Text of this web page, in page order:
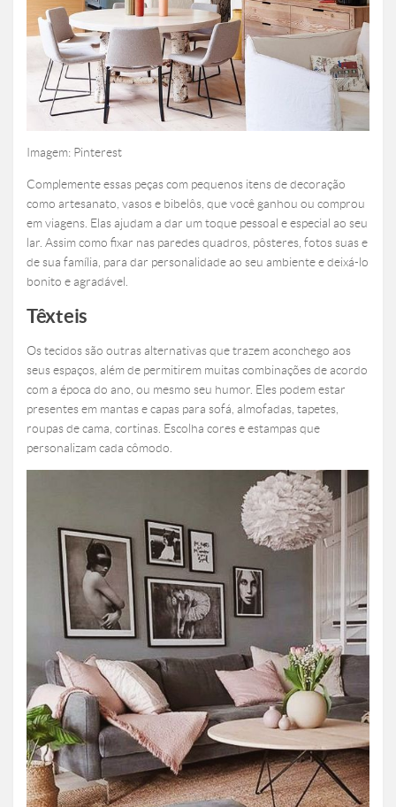
Imagem: Pinterest
Complemente essas peças com pequenos itens de decoração
como artesanato, vasos e bibelôs, que você ganhou ou comprou
em viagens. Elas ajudam a dar um toque pessoal e especial ao seu
lar. Assim como fixar nas paredes quadros, pôsteres, fotos suas e
de sua família, para dar personalidade ao seu ambiente e deixá-lo
bonito e agradável.
Têxteis
Os tecidos são outras alternativas que trazem aconchego aos
seus espaços, além de permitirem muitas combinações de acordo
com a época do ano, ou mesmo seu humor. Eles podem estar
presentes em mantas e capas para sofá, almofadas, tapetes,
roupas de cama, cortinas. Escolha cores e estampas que
personalizam cada cômodo.